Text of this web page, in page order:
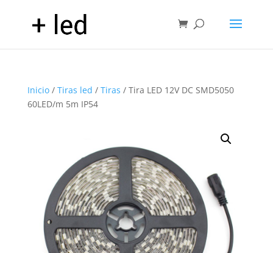
Inicio/ Tiras led / Tiras / Tira LED 12V DC SMD5050
60LED/m 5m IP54